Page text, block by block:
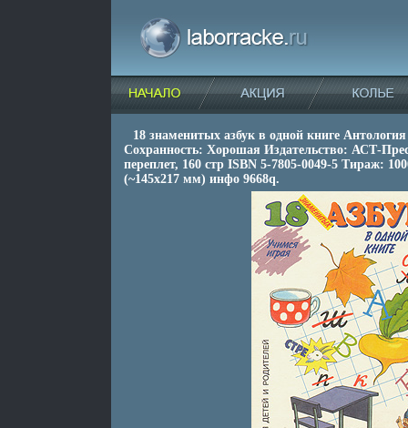
18 знаменитых азбук в одной книге
Сохранность: Хорошая Издательство: АСТ-
переплет, 160 стр ISBN 5-7805-0049-5 Тираж:
(~145х217 мм) инфо 9668q.